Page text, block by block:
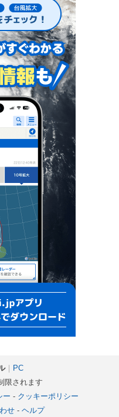
｜ PC
限されます
ー - クッキーポリシー
せ- ヘルプ